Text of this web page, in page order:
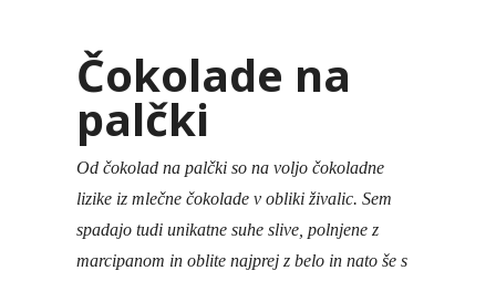
Čokolade na
palčki
Od čokolad na palčki so na voljo čokoladne
lizike iz mlečne čokolade v obliki živalic. Sem
spadajo tudi unikatne suhe slive, polnjene z
marcipanom in oblite najprej z belo in nato še s